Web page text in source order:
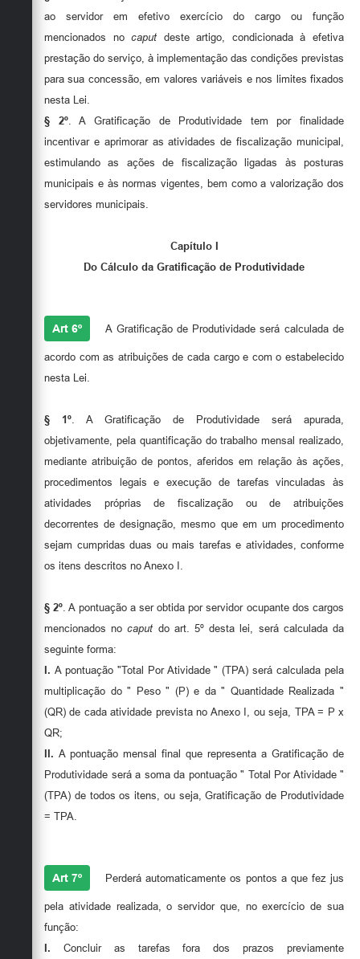
ao servidor em efetivo exercício do cargo ou função
mencionados nocaput deste artigo, condicionada à efetiva
prestação do serviço, à implementação das condições previstas
para sua concessão, em valores variáveis e nos limites fixados
nesta Lei.
§ 2º. A Gratificação de Produtividade tem por finalidade
incentivar e aprimorar as atividades de fiscalização municipal,
estimulando as ações de fiscalização ligadas às posturas
municipais e às normas vigentes, bem como a valorização dos
servidores municipais.
Capítulo I
Do Cálculo da Gratificação de Produtividade
Art 6º A Gratificação de Produtividade será calculada de
acordo com as atribuições de cada cargo e com o estabelecido
nesta Lei.
§ 1º . A Gratificação de Produtividade será apurada,
objetivamente, pela quantificação do trabalho mensal realizado,
mediante atribuição de pontos, aferidos em relação às ações,
procedimentos legais e execução de tarefas vinculadas às
atividades próprias de fiscalização ou de atribuições
decorrentes de designação, mesmo que em um procedimento
sejam cumpridas duas ou mais tarefas e atividades, conforme
os itens descritos no Anexo I.
§ 2º . A pontuação a ser obtida por servidor ocupante dos cargos
mencionados nocaput do art. 5º desta lei, será calculada da
seguinte forma:
I. A pontuação "Total Por Atividade " (TPA) será calculada pela
multiplicação do " Peso " (P) e da " Quantidade Realizada "
(QR) de cada atividade prevista no Anexo I, ou seja, TPA = P x
QR;
II. A pontuação mensal final que representa a Gratificação de
Produtividade será a soma da pontuação " Total Por Atividade "
(TPA) de todos os itens, ou seja, Gratificação de Produtividade
= TPA.
Art 7º Perderá automaticamente os pontos a que fez jus
pela atividade realizada, o servidor que, no exercício de sua
função:
I. Concluir as tarefas fora dos prazos previamente